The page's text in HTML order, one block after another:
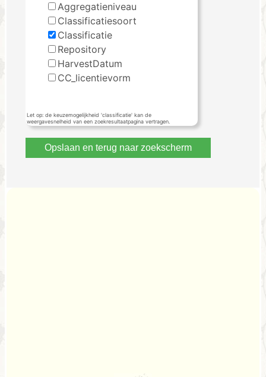
Aggregatieniveau
Classificatiesoort
Classificatie
Repository
HarvestDatum
CC_licentievorm
Let op: de keuzemogelijkheid 'classificatie' kan de
weergavesnelheid van een zoekresultaatpagina vertragen.